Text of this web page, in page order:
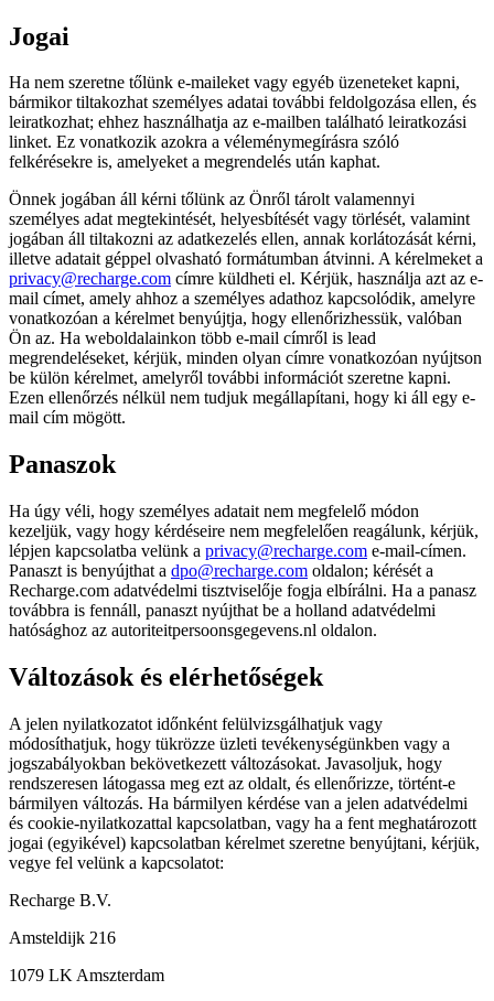
Jogai
Ha nem szeretne tőlünk e-maileket vagy egyéb üzeneteket kapni,
bármikor tiltakozhat személyes adatai további feldolgozása ellen, és
leiratkozhat; ehhez használhatja az e-mailben található leiratkozási
linket. Ez vonatkozik azokra a véleménymegírásra szóló
felkérésekre is, amelyeket a megrendelés után kaphat.
Önnek jogában áll kérni tőlünk az Önről tárolt valamennyi
személyes adat megtekintését, helyesbítését vagy törlését, valamint
jogában áll tiltakozni az adatkezelés ellen, annak korlátozását kérni,
illetve adatait géppel olvasható formátumban átvinni. A kérelmeket a
privacy@recharge.com címre küldheti el. Kérjük, használja azt az e-
mail címet, amely ahhoz a személyes adathoz kapcsolódik, amelyre
vonatkozóan a kérelmet benyújtja, hogy ellenőrizhessük, valóban
Ön az. Ha weboldalainkon több e-mail címről is lead
megrendeléseket, kérjük, minden olyan címre vonatkozóan nyújtson
be külön kérelmet, amelyről további információt szeretne kapni.
Ezen ellenőrzés nélkül nem tudjuk megállapítani, hogy ki áll egy e-
mail cím mögött.
Panaszok
Ha úgy véli, hogy személyes adatait nem megfelelő módon
kezeljük, vagy hogy kérdéseire nem megfelelően reagálunk, kérjük,
lépjen kapcsolatba velünk a privacy@recharge.com e-mail-címen.
Panaszt is benyújthat a dpo@recharge.com oldalon; kérését a
Recharge.com adatvédelmi tisztviselője fogja elbírálni. Ha a panasz
továbbra is fennáll, panaszt nyújthat be a holland adatvédelmi
hatósághoz az autoriteitpersoonsgegevens.nl oldalon.
Változások és elérhetőségek
A jelen nyilatkozatot időnként felülvizsgálhatjuk vagy
módosíthatjuk, hogy tükrözze üzleti tevékenységünkben vagy a
jogszabályokban bekövetkezett változásokat. Javasoljuk, hogy
rendszeresen látogassa meg ezt az oldalt, és ellenőrizze, történt-e
bármilyen változás. Ha bármilyen kérdése van a jelen adatvédelmi
és cookie-nyilatkozattal kapcsolatban, vagy ha a fent meghatározott
jogai (egyikével) kapcsolatban kérelmet szeretne benyújtani, kérjük,
vegye fel velünk a kapcsolatot:
Recharge B.V.
Amsteldijk 216
1079 LK Amszterdam